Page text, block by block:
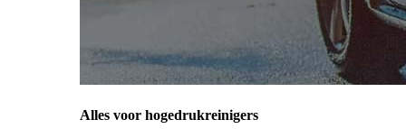
Alles voor hogedrukreinigers